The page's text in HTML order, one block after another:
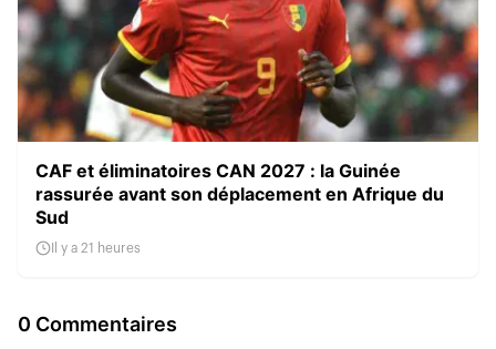
CAF et éliminatoires CAN 2027 : la Guinée
rassurée avant son déplacement en Afrique du
Sud
Il y a 21 heures
0 Commentaires